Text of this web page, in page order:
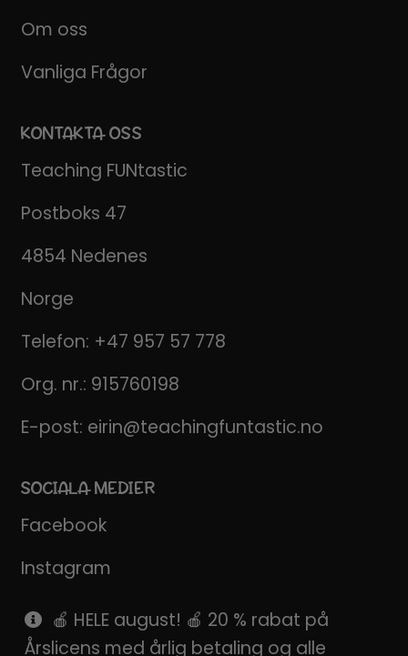
Om oss
Vanliga Frågor
KONTAKTA OSS
Teaching FUNtastic
Postboks 47
4854 Nedenes
Norge
Telefon: +47 957 57 778
Org. nr.: 915760198
E-post: eirin@teachingfuntastic.no
SOCIALA MEDIER
Facebook
Instagram
Pinterest
🍎 HELE august! 🍎 20 % rabat på
Årslicens med årlig betaling og alle